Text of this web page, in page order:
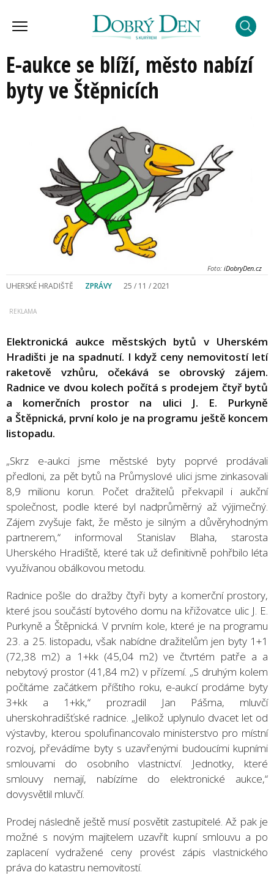
E-aukce se blíží, město nabízí
byty ve Štěpnicích
Foto: iDobryDen.cz
UHERSKÉ HRADIŠTĚ ZPRÁVY 25 / 11 / 2021
Elektronická aukce městských bytů v Uherském
Hradišti je na spadnutí. I když ceny nemovitostí letí
raketově vzhůru, očekává se obrovský zájem.
Radnice ve dvou kolech počítá s prodejem čtyř bytů
a komerčních prostor na ulici J. E. Purkyně
a Štěpnická, první kolo je na programu ještě koncem
listopadu.
„Skrz e-aukci jsme městské byty poprvé prodávali
předloni, za pět bytů na Průmyslové ulici jsme zinkasovali
8,9 milionu korun. Počet dražitelů překvapil i aukční
společnost, podle které byl nadprůměrný až výjimečný.
Zájem zvyšuje fakt, že město je silným a důvěryhodným
partnerem,“ informoval Stanislav Blaha, starosta
Uherského Hradiště, které tak už definitivně pohřbilo léta
využívanou obálkovou metodu.
Radnice pošle do dražby čtyři byty a komerční prostory,
které jsou součástí bytového domu na křižovatce ulic J. E.
Purkyně a Štěpnická. V prvním kole, které je na programu
23. a 25. listopadu, však nabídne dražitelům jen byty 1+1
(72,38 m2) a 1+kk (45,04 m2) ve čtvrtém patře a a
nebytový prostor (41,84 m2) v přízemí. „S druhým kolem
počítáme začátkem příštího roku, e-aukcí prodáme byty
3+kk a 1+kk,“ prozradil Jan Pášma, mluvčí
uherskohradišťské radnice. „Jelikož uplynulo dvacet let od
výstavby, kterou spolufinancovalo ministerstvo pro místní
rozvoj, převádíme byty s uzavřenými budoucími kupními
smlouvami do osobního vlastnictví. Jednotky, které
smlouvy nemají, nabízíme do elektronické aukce,“
dovysvětlil mluvčí.
Prodej následně ještě musí posvětit zastupitelé. Až pak je
možné s novým majitelem uzavřít kupní smlouvu a po
zaplacení vydražené ceny provést zápis vlastnického
práva do katastru nemovitostí.